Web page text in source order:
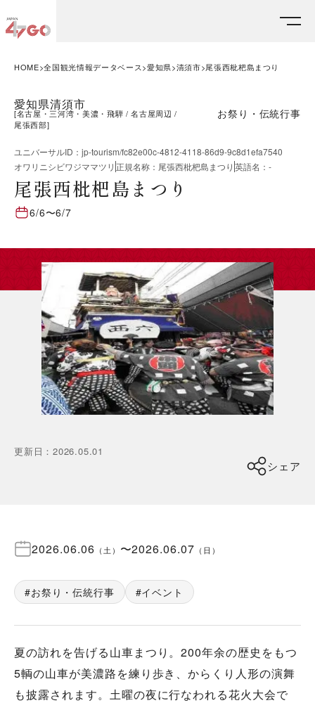
HOME 全国観光情報データベース 愛知県 清須市 尾張西枇杷島まつり
愛知県清須市
[名古屋・三河湾・美濃・飛騨
名古屋周辺
尾張西部]
お祭り・伝統行事
ユニバーサルID ： jp-tourism/fc82e00c-4812-4118-86d9-9c8d1efa7540
オワリニシビワジママツリ 正規名称 ： 尾張西枇杷島まつり 英語名 ： -
尾張西枇杷島まつり
6/6〜6/7
更新日 ：2026.05.01
シェア
2026.06.06 （ 土 ） 〜2026.06.07 （ 日 ）
お祭り・伝統行事 イベント
夏の訪れを告げる山車まつり。200年余の歴史をもつ
5輌の山車が美濃路を練り歩き、からくり人形の演舞
も披露されます。土曜の夜に行なわれる花火大会で